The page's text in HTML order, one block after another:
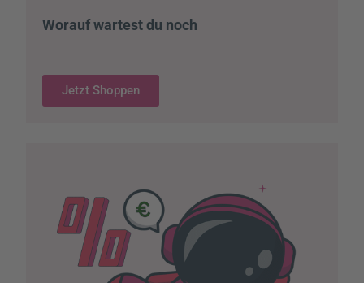
Worauf wartest du noch
Jetzt Shoppen